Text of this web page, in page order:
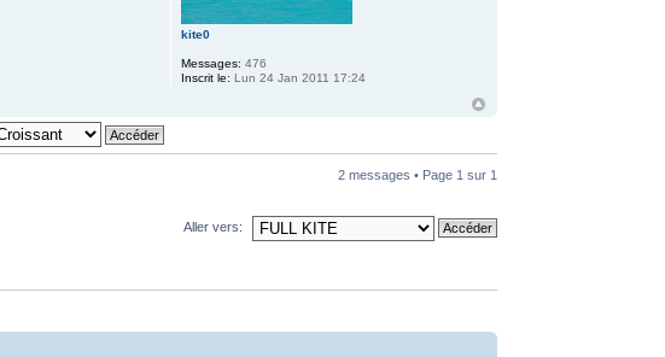
kite0
Messages: 476
Inscrit le: Lun 24 Jan 2011 17:24
2 messages • Page 1 sur 1
Aller vers: